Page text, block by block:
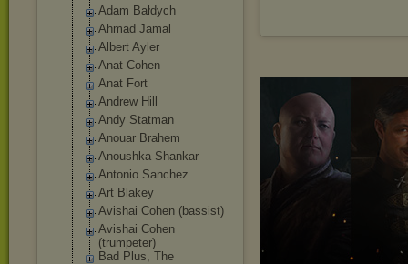
Adam Bałdych
Ahmad Jamal
Albert Ayler
Anat Cohen
Anat Fort
Andrew Hill
Andy Statman
Anouar Brahem
Anoushka Shankar
Antonio Sanchez
Art Blakey
Avishai Cohen (bassist)
Avishai Cohen
(trumpeter)
Bad Plus, The